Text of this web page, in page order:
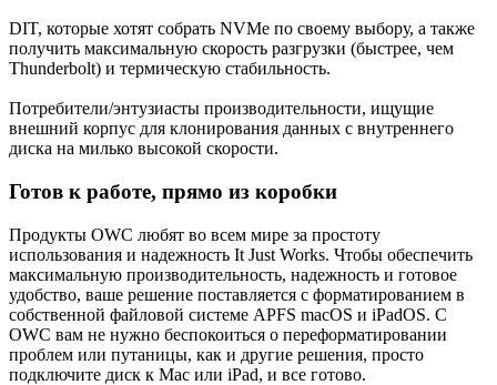
DIT, которые хотят собрать NVMe по своему выбору, а также
получить максимальную скорость разгрузки (быстрее, чем
Thunderbolt) и термическую стабильность.
Потребители/энтузиасты производительности, ищущие
внешний корпус для клонирования данных с внутреннего
диска на милько высокой скорости.
Готов к работе, прямо из коробки
Продукты OWC любят во всем мире за простоту
использования и надежность It Just Works. Чтобы обеспечить
максимальную производительность, надежность и готовое
удобство, ваше решение поставляется с форматированием в
собственной файловой системе APFS macOS и iPadOS. С
OWC вам не нужно беспокоиться о переформатировании
проблем или путаницы, как и другие решения, просто
подключите диск к Mac или iPad, и все готово.